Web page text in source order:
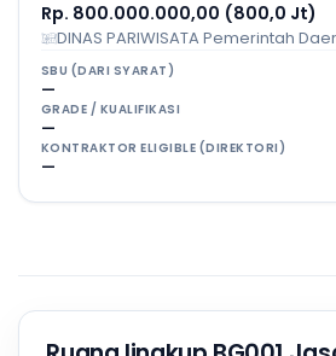
Rp. 800.000.000,00 (800,0 Jt)
DINAS PARIWISATA Pemerintah
SBU (DARI SYARAT)
—
GRADE / KUALIFIKASI
—
KONTRAKTOR ELIGIBLE (DIREKTORI)
—